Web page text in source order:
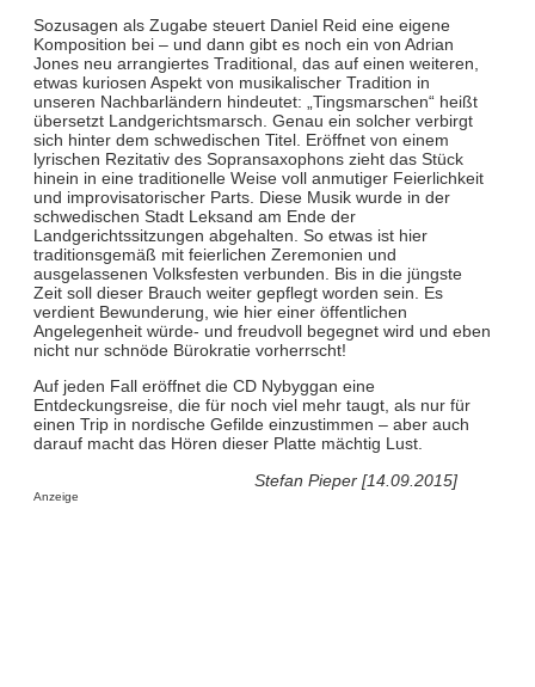
Sozusagen als Zugabe steuert Daniel Reid eine eigene
Komposition bei – und dann gibt es noch ein von Adrian
Jones neu arrangiertes Traditional, das auf einen weiteren,
etwas kuriosen Aspekt von musikalischer Tradition in
unseren Nachbarländern hindeutet: „Tingsmarschen“ heißt
übersetzt Landgerichtsmarsch. Genau ein solcher verbirgt
sich hinter dem schwedischen Titel. Eröffnet von einem
lyrischen Rezitativ des Sopransaxophons zieht das Stück
hinein in eine traditionelle Weise voll anmutiger Feierlichkeit
und improvisatorischer Parts. Diese Musik wurde in der
schwedischen Stadt Leksand am Ende der
Landgerichtssitzungen abgehalten. So etwas ist hier
traditionsgemäß mit feierlichen Zeremonien und
ausgelassenen Volksfesten verbunden. Bis in die jüngste
Zeit soll dieser Brauch weiter gepflegt worden sein. Es
verdient Bewunderung, wie hier einer öffentlichen
Angelegenheit würde- und freudvoll begegnet wird und eben
nicht nur schnöde Bürokratie vorherrscht!
Auf jeden Fall eröffnet die CD Nybyggan eine
Entdeckungsreise, die für noch viel mehr taugt, als nur für
einen Trip in nordische Gefilde einzustimmen – aber auch
darauf macht das Hören dieser Platte mächtig Lust.
Stefan Pieper [14.09.2015]
Anzeige